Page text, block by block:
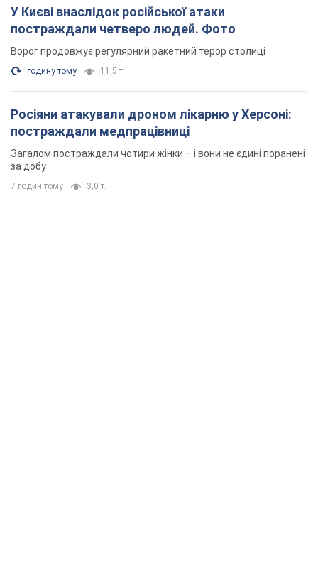
У Києві внаслідок російської атаки
постраждали четверо людей. Фото
Ворог продовжує регулярний ракетний терор столиці
годину тому 11,5 т.
Росіяни атакували дроном лікарню у Херсоні:
постраждали медпрацівниці
Загалом постраждали чотири жінки – і вони не єдині поранені
за добу
7 годин тому 3,0 т.